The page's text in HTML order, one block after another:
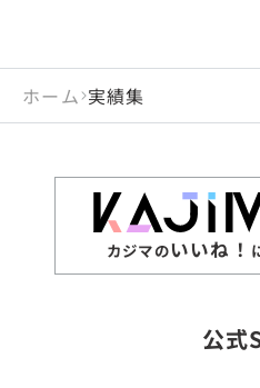
ホーム 実績集
カジマのいいね！
公式